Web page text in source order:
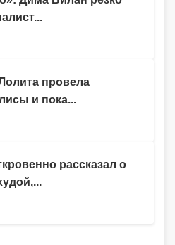
рассказал о
провела
и пока...